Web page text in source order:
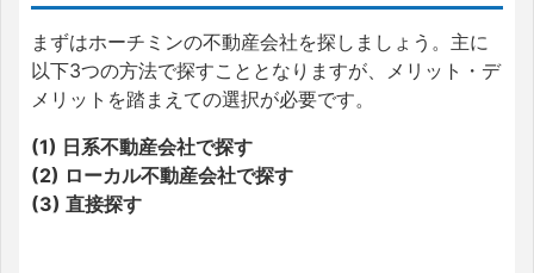
まずはホーチミンの不動産会社を探しましょう。主に
以下3つの方法で探すこととなりますが、メリット・デ
メリットを踏まえての選択が必要です。
(1) 日系不動産会社で探す
(2) ローカル不動産会社で探す
(3) 直接探す